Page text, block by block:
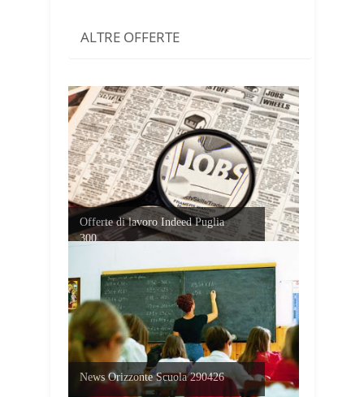
ALTRE OFFERTE
Offerte di lavoro Indeed Puglia
300...
News Orizzonte Scuola 290426